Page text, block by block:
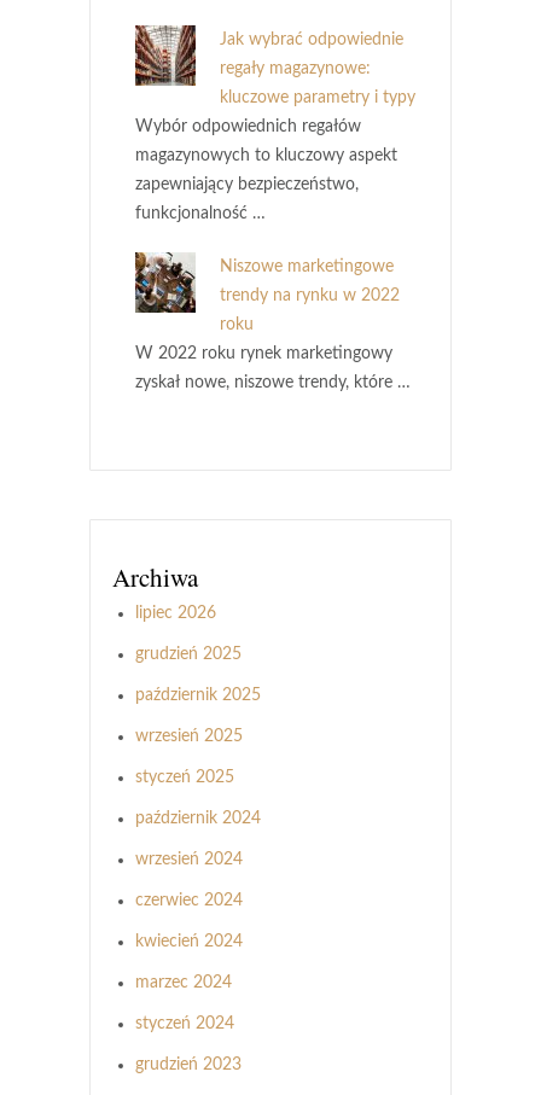
Jak wybrać odpowiednie
regały magazynowe:
kluczowe parametry i typy
Wybór odpowiednich regałów
magazynowych to kluczowy aspekt
zapewniający bezpieczeństwo,
funkcjonalność …
Niszowe marketingowe
trendy na rynku w 2022
roku
W 2022 roku rynek marketingowy
zyskał nowe, niszowe trendy, które …
Archiwa
lipiec 2026
grudzień 2025
październik 2025
wrzesień 2025
styczeń 2025
październik 2024
wrzesień 2024
czerwiec 2024
kwiecień 2024
marzec 2024
styczeń 2024
grudzień 2023